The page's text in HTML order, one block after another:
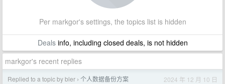
Per markgor's settings, the topics list is hidden
Dealsinfo, including closed deals, is not hidden
markgor's recent replies
Replied to a topic by bler › 个人数据备份方案 2024 年 12 月 10 日